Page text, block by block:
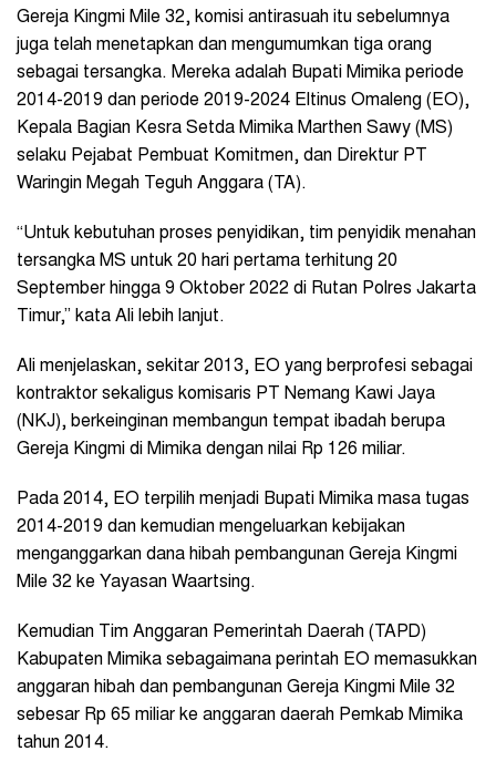
Gereja Kingmi Mile 32, komisi antirasuah itu sebelumnya
juga telah menetapkan dan mengumumkan tiga orang
sebagai tersangka. Mereka adalah Bupati Mimika periode
2014-2019 dan periode 2019-2024 Eltinus Omaleng (EO),
Kepala Bagian Kesra Setda Mimika Marthen Sawy (MS)
selaku Pejabat Pembuat Komitmen, dan Direktur PT
Waringin Megah Teguh Anggara (TA).
“Untuk kebutuhan proses penyidikan, tim penyidik menahan
tersangka MS untuk 20 hari pertama terhitung 20
September hingga 9 Oktober 2022 di Rutan Polres Jakarta
Timur,” kata Ali lebih lanjut.
Ali menjelaskan, sekitar 2013, EO yang berprofesi sebagai
kontraktor sekaligus komisaris PT Nemang Kawi Jaya
(NKJ), berkeinginan membangun tempat ibadah berupa
Gereja Kingmi di Mimika dengan nilai Rp 126 miliar.
Pada 2014, EO terpilih menjadi Bupati Mimika masa tugas
2014-2019 dan kemudian mengeluarkan kebijakan
menganggarkan dana hibah pembangunan Gereja Kingmi
Mile 32 ke Yayasan Waartsing.
Kemudian Tim Anggaran Pemerintah Daerah (TAPD)
Kabupaten Mimika sebagaimana perintah EO memasukkan
anggaran hibah dan pembangunan Gereja Kingmi Mile 32
sebesar Rp 65 miliar ke anggaran daerah Pemkab Mimika
tahun 2014.